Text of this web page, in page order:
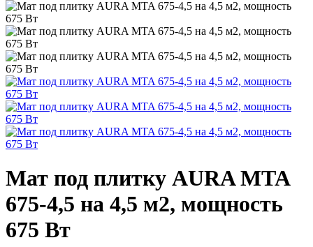
Мат под плитку AURA MTA
675-4,5 на 4,5 м2, мощность
675 Вт